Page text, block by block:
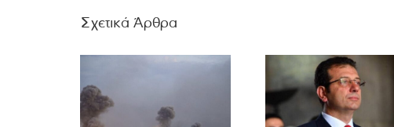
Σχετικά Άρθρα